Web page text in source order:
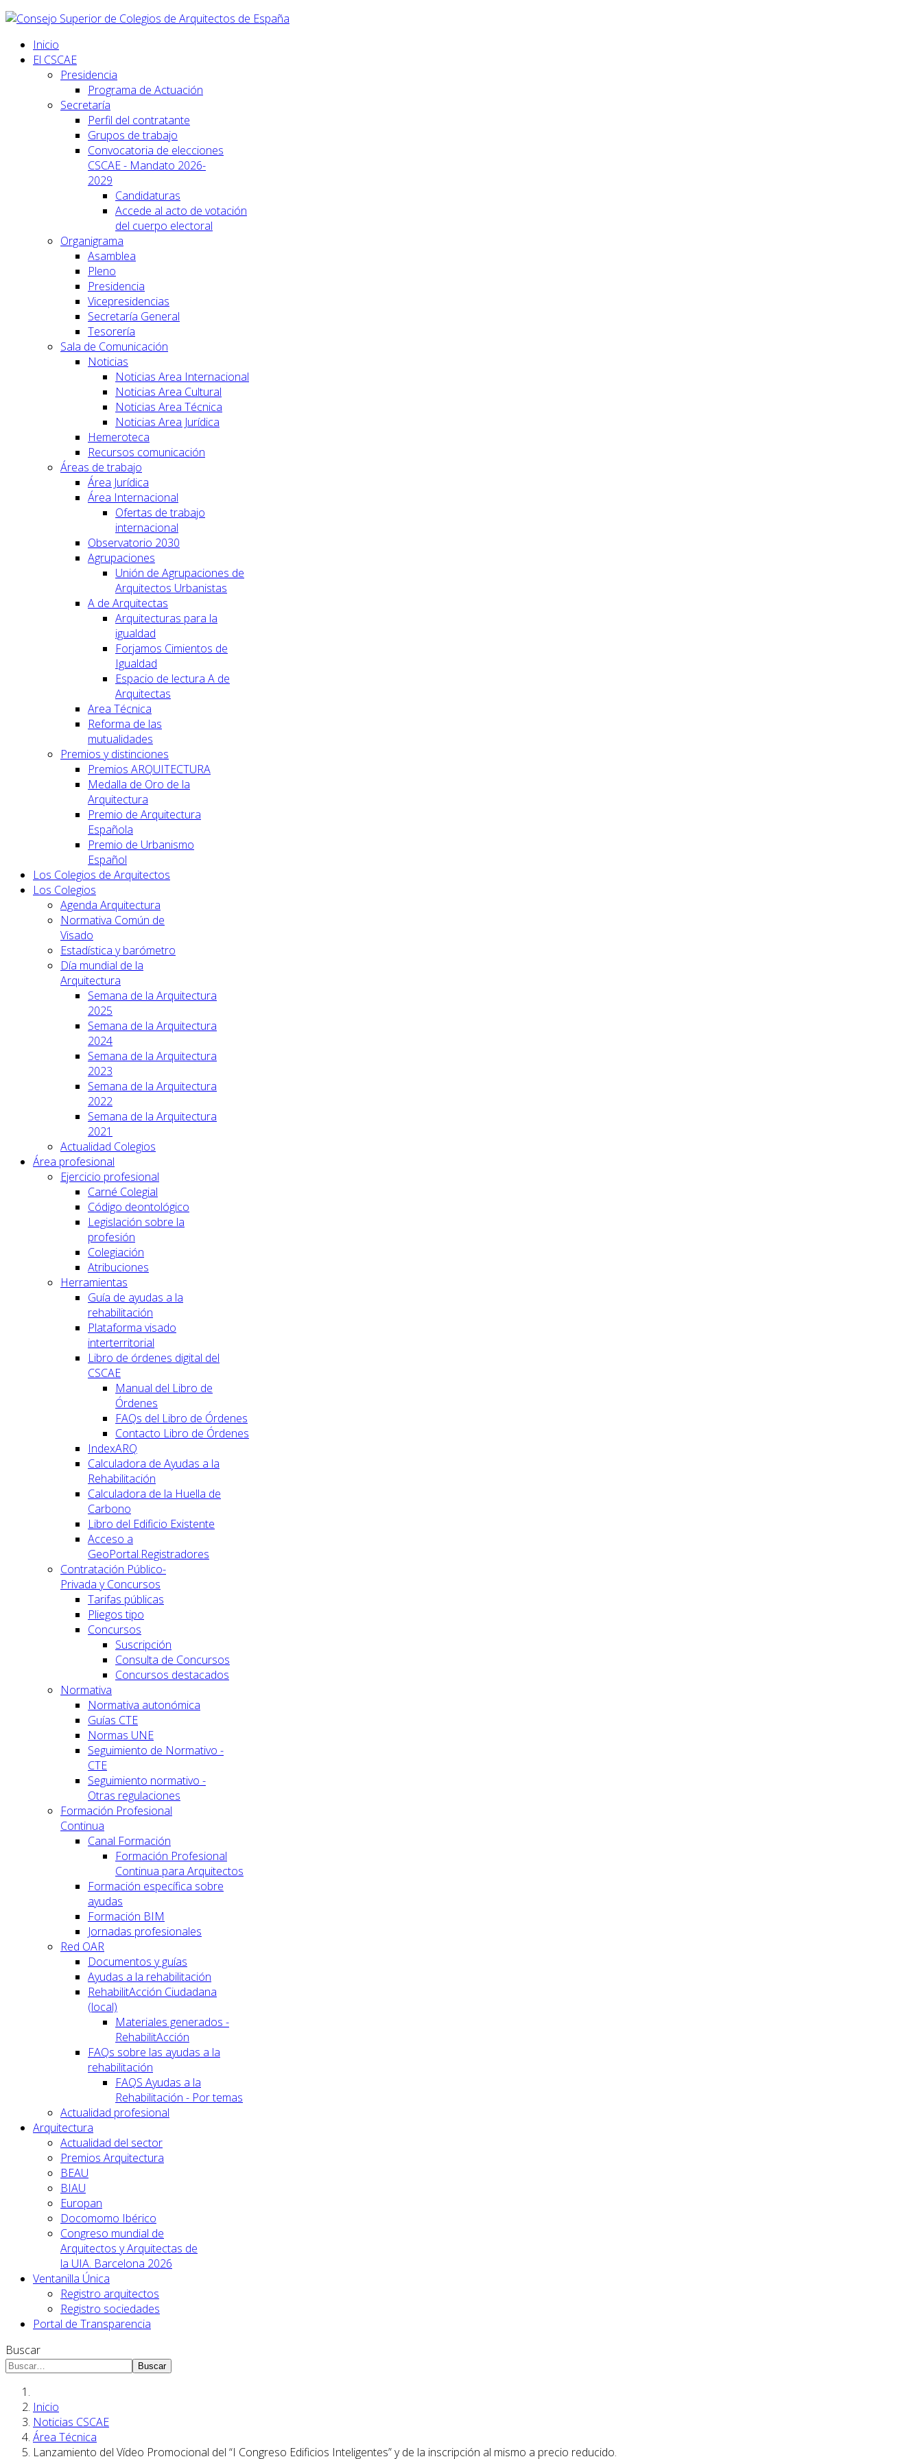
Inicio
El CSCAE
Presidencia
Programa de Actuación
Secretaría
Perfil del contratante
Grupos de trabajo
Convocatoria de elecciones
CSCAE - Mandato 2026-
2029
Candidaturas
Accede al acto de votación
del cuerpo electoral
Organigrama
Asamblea
Pleno
Presidencia
Vicepresidencias
Secretaría General
Tesorería
Sala de Comunicación
Noticias
Noticias Area Internacional
Noticias Area Cultural
Noticias Area Técnica
Noticias Area Jurídica
Hemeroteca
Recursos comunicación
Áreas de trabajo
Área Jurídica
Área Internacional
Ofertas de trabajo
internacional
Observatorio 2030
Agrupaciones
Unión de Agrupaciones de
Arquitectos Urbanistas
A de Arquitectas
Arquitecturas para la
igualdad
Forjamos Cimientos de
Igualdad
Espacio de lectura A de
Arquitectas
Area Técnica
Reforma de las
mutualidades
Premios y distinciones
Premios ARQUITECTURA
Medalla de Oro de la
Arquitectura
Premio de Arquitectura
Española
Premio de Urbanismo
Español
Los Colegios de Arquitectos
Los Colegios
Agenda Arquitectura
Normativa Común de
Visado
Estadística y barómetro
Día mundial de la
Arquitectura
Semana de la Arquitectura
2025
Semana de la Arquitectura
2024
Semana de la Arquitectura
2023
Semana de la Arquitectura
2022
Semana de la Arquitectura
2021
Actualidad Colegios
Área profesional
Ejercicio profesional
Carné Colegial
Código deontológico
Legislación sobre la
profesión
Colegiación
Atribuciones
Herramientas
Guía de ayudas a la
rehabilitación
Plataforma visado
interterritorial
Libro de órdenes digital del
CSCAE
Manual del Libro de
Órdenes
FAQs del Libro de Órdenes
Contacto Libro de Órdenes
IndexARQ
Calculadora de Ayudas a la
Rehabilitación
Calculadora de la Huella de
Carbono
Libro del Edificio Existente
Acceso a
GeoPortal.Registradores
Contratación Público-
Privada y Concursos
Tarifas públicas
Pliegos tipo
Concursos
Suscripción
Consulta de Concursos
Concursos destacados
Normativa
Normativa autonómica
Guías CTE
Normas UNE
Seguimiento de Normativo -
CTE
Seguimiento normativo -
Otras regulaciones
Formación Profesional
Continua
Canal Formación
Formación Profesional
Continua para Arquitectos
Formación específica sobre
ayudas
Formación BIM
Jornadas profesionales
Red OAR
Documentos y guías
Ayudas a la rehabilitación
RehabilitAcción Ciudadana
(local)
Materiales generados -
RehabilitAcción
FAQs sobre las ayudas a la
rehabilitación
FAQS Ayudas a la
Rehabilitación - Por temas
Actualidad profesional
Arquitectura
Actualidad del sector
Premios Arquitectura
BEAU
BIAU
Europan
Docomomo Ibérico
Congreso mundial de
Arquitectos y Arquitectas de
la UIA. Barcelona 2026
Ventanilla Única
Registro arquitectos
Registro sociedades
Portal de Transparencia
Buscar
Buscar
Inicio
Noticias CSCAE
Área Técnica
Lanzamiento del Vídeo Promocional del “I Congreso Edificios Inteligentes” y de la inscripción al mismo a precio reducido.